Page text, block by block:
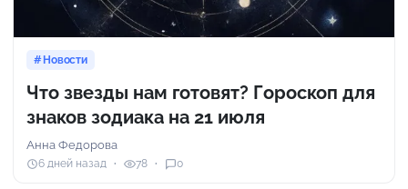
Новости
Что звезды нам готовят? Гороскоп для
знаков зодиака на 21 июля
Анна Федорова
6 дней назад 78 0